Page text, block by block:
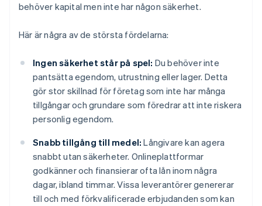
behöver kapital men inte har någon säkerhet.
Här är några av de största fördelarna:
Ingen säkerhet står på spel: Du behöver inte
pantsätta egendom, utrustning eller lager. Detta
gör stor skillnad för företag som inte har många
tillgångar och grundare som föredrar att inte riskera
personlig egendom.
Snabb tillgång till medel: Långivare kan agera
snabbt utan säkerheter. Onlineplattformar
godkänner och finansierar ofta lån inom några
dagar, ibland timmar. Vissa leverantörer genererar
till och med förkvalificerade erbjudanden som kan